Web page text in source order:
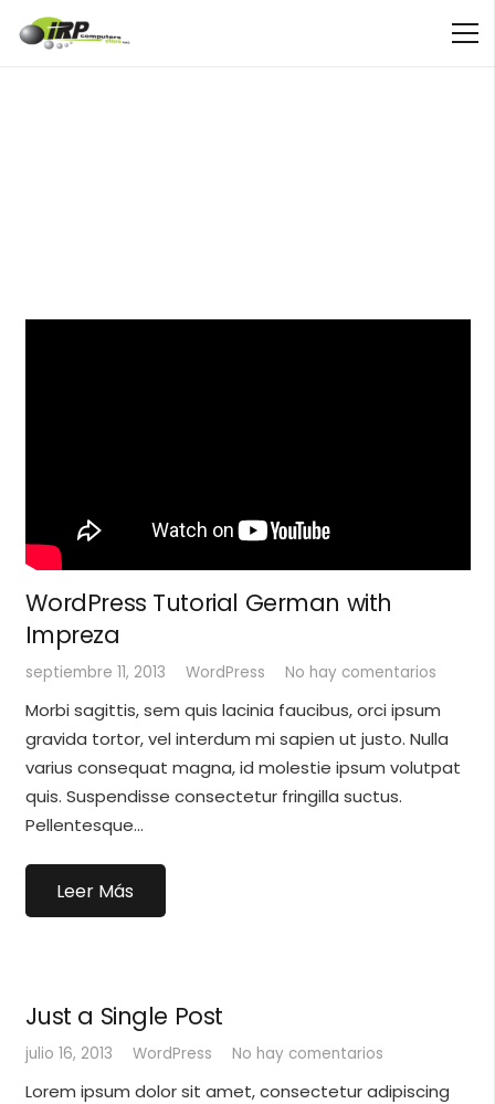
WordPress Tutorial German with
Impreza
septiembre 11, 2013 WordPress No hay comentarios
Morbi sagittis, sem quis lacinia faucibus, orci ipsum
gravida tortor, vel interdum mi sapien ut justo. Nulla
varius consequat magna, id molestie ipsum volutpat
quis. Suspendisse consectetur fringilla suctus.
Pellentesque…
Leer Más
Just a Single Post
julio 16, 2013 WordPress No hay comentarios
Lorem ipsum dolor sit amet, consectetur adipiscing